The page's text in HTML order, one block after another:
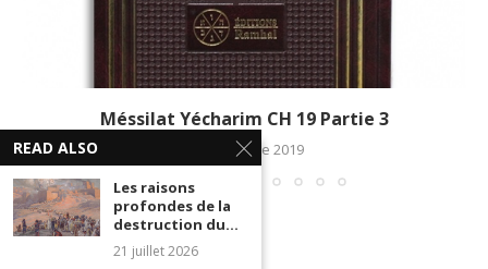
Méssilat Yécharim CH 19 Partie 3
19 décembre 2019
READ ALSO
Les raisons
profondes de la
destruction du...
21 juillet 2026